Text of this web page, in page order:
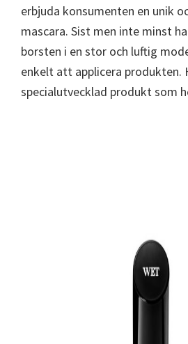
erbjuda konsumenten en unik
mascara. Sist men inte minst
borsten i en stor och luftig
enkelt att applicera produkten.
specialutvecklad produkt som